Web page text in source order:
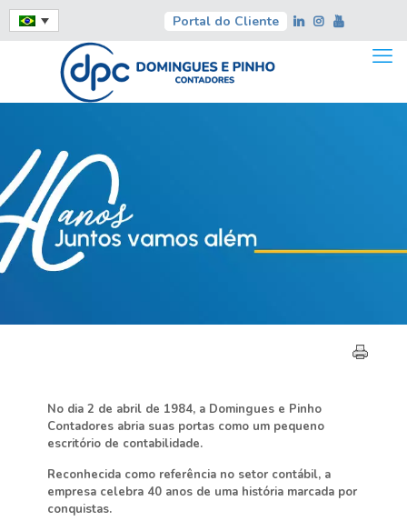
Portal do Cliente
No dia 2 de abril de 1984, a Domingues e Pinho
Contadores abria suas portas como um pequeno
escritório de contabilidade.
Reconhecida como referência no setor contábil, a
empresa celebra 40 anos de uma história marcada por
conquistas.